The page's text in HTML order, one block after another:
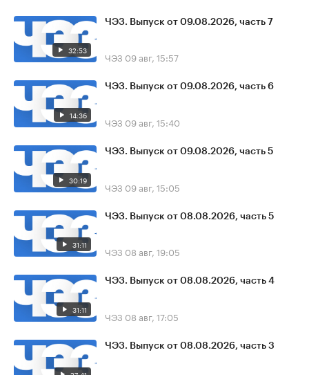
32:53
ЧЭЗ. Выпуск от 09.08.2026, часть 7
ЧЭЗ 09 авг, 15:57
14:36
ЧЭЗ. Выпуск от 09.08.2026, часть 6
ЧЭЗ 09 авг, 15:40
30:19
ЧЭЗ. Выпуск от 09.08.2026, часть 5
ЧЭЗ 09 авг, 15:05
31:11
ЧЭЗ. Выпуск от 08.08.2026, часть 5
ЧЭЗ 08 авг, 19:05
31:11
ЧЭЗ. Выпуск от 08.08.2026, часть 4
ЧЭЗ 08 авг, 17:05
ЧЭЗ. Выпуск от 08.08.2026, часть 3